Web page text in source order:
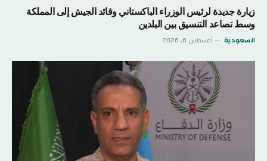
زيارة جديدة لرئيس الوزراء الباكستاني وقائد الجيش إلى المملكة
وسط تصاعد التنسيق بين البلدين
السعودية أغسطس 6, 2026